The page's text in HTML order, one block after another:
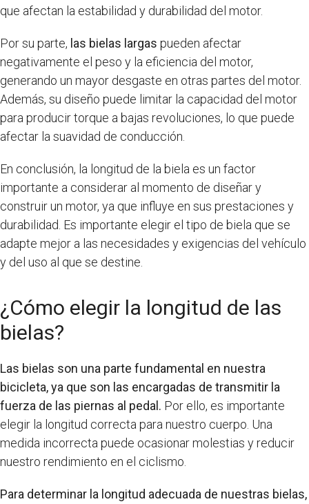
que afectan la estabilidad y durabilidad del motor.
Por su parte, las bielas largas pueden afectar
negativamente el peso y la eficiencia del motor,
generando un mayor desgaste en otras partes del motor.
Además, su diseño puede limitar la capacidad del motor
para producir torque a bajas revoluciones, lo que puede
afectar la suavidad de conducción.
En conclusión, la longitud de la biela es un factor
importante a considerar al momento de diseñar y
construir un motor, ya que influye en sus prestaciones y
durabilidad. Es importante elegir el tipo de biela que se
adapte mejor a las necesidades y exigencias del vehículo
y del uso al que se destine.
¿Cómo elegir la longitud de las
bielas?
Las bielas son una parte fundamental en nuestra
bicicleta, ya que son las encargadas de transmitir la
fuerza de las piernas al pedal. Por ello, es importante
elegir la longitud correcta para nuestro cuerpo. Una
medida incorrecta puede ocasionar molestias y reducir
nuestro rendimiento en el ciclismo.
Para determinar la longitud adecuada de nuestras bielas,